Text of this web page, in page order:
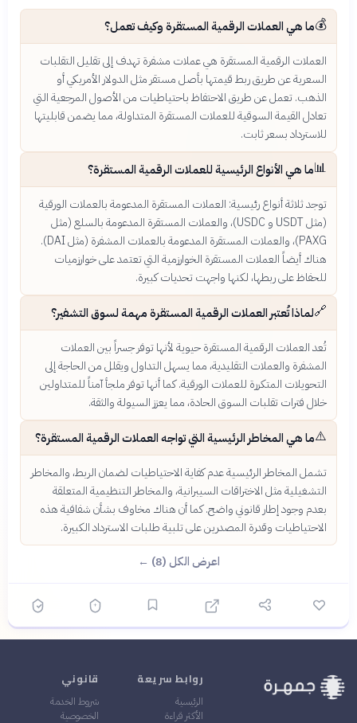
💰ما هي العملات الرقمية المستقرة وكيف تعمل؟
العملات الرقمية المستقرة هي عملات مشفرة تهدف إلى تقليل التقلبات
السعرية عن طريق ربط قيمتها بأصل مستقر مثل الدولار الأمريكي أو
الذهب. تعمل عن طريق الاحتفاظ باحتياطيات من الأصول المرجعية التي
تعادل القيمة السوقية للعملات المستقرة المتداولة، مما يضمن قابليتها
للاسترداد بسعر ثابت.
📊ما هي الأنواع الرئيسية للعملات الرقمية المستقرة؟
توجد ثلاثة أنواع رئيسية: العملات المستقرة المدعومة بالعملات الورقية
(مثل USDT و USDC)، والعملات المستقرة المدعومة بالسلع (مثل
PAXG)، والعملات المستقرة المدعومة بالعملات المشفرة (مثل DAI).
هناك أيضاً العملات المستقرة الخوارزمية التي تعتمد على خوارزميات
للحفاظ على ربطها، لكنها واجهت تحديات كبيرة.
🔗لماذا تُعتبر العملات الرقمية المستقرة مهمة لسوق التشفير؟
تُعد العملات الرقمية المستقرة حيوية لأنها توفر جسراً بين العملات
المشفرة والعملات التقليدية، مما يسهل التداول ويقلل من الحاجة إلى
التحويلات المتكررة للعملات الورقية. كما أنها توفر ملجأ آمناً للمتداولين
خلال فترات تقلبات السوق الحادة، مما يعزز السيولة والثقة.
⚠️ما هي المخاطر الرئيسية التي تواجه العملات الرقمية المستقرة؟
تشمل المخاطر الرئيسية عدم كفاية الاحتياطيات لضمان الربط، والمخاطر
التشغيلية مثل الاختراقات السيبرانية، والمخاطر التنظيمية المتعلقة
بعدم وجود إطار قانوني واضح. كما أن هناك مخاوف بشأن شفافية هذه
الاحتياطيات وقدرة المصدرين على تلبية طلبات الاسترداد الكبيرة.
اعرض الكل (8) ←
روابط سريعة
الرئيسية
الأكثر قراءة
قانوني
شروط الخدمة
الخصوصية